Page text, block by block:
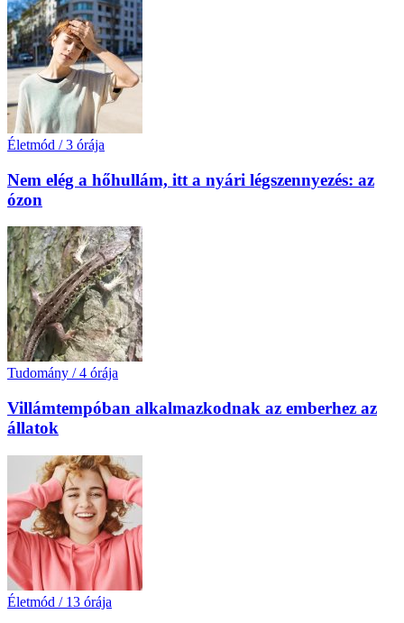
Életmód / 3 órája
Nem elég a hőhullám, itt a nyári légszennyezés: az
ózon
Tudomány / 4 órája
Villámtempóban alkalmazkodnak az emberhez az
állatok
Életmód / 13 órája